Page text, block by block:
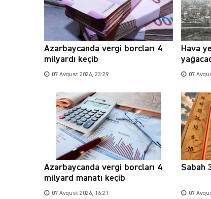
Azərbaycanda vergi borcları 4
milyardı keçib
07 Avqust 2026, 23:29
Hava
07
Azərbaycanda vergi borcları 4
milyard manatı keçib
07 Avqust 2026, 16:21
Sabah
07